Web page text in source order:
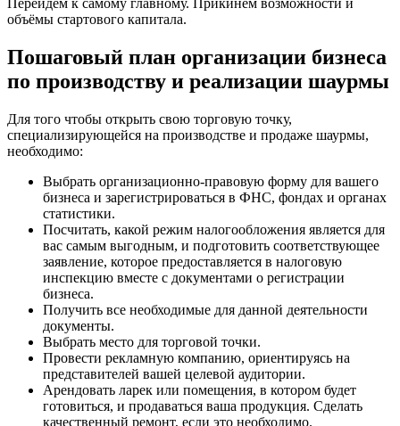
Перейдём к самому главному. Прикинем возможности и
объёмы стартового капитала.
Пошаговый план организации бизнеса
по производству и реализации шаурмы
Для того чтобы открыть свою торговую точку,
специализирующейся на производстве и продаже шаурмы,
необходимо:
Выбрать организационно-правовую форму для вашего
бизнеса и зарегистрироваться в ФНС, фондах и органах
статистики.
Посчитать, какой режим налогообложения является для
вас самым выгодным, и подготовить соответствующее
заявление, которое предоставляется в налоговую
инспекцию вместе с документами о регистрации
бизнеса.
Получить все необходимые для данной деятельности
документы.
Выбрать место для торговой точки.
Провести рекламную компанию, ориентируясь на
представителей вашей целевой аудитории.
Арендовать ларек или помещения, в котором будет
готовиться, и продаваться ваша продукция. Сделать
качественный ремонт, если это необходимо.